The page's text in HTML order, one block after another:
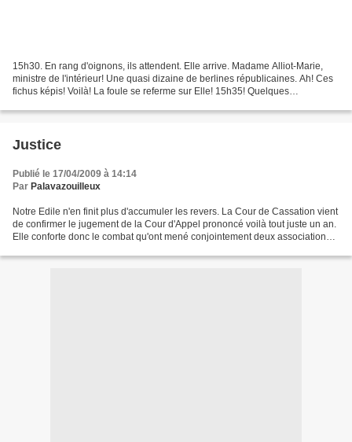
15h30. En rang d'oignons, ils attendent. Elle arrive. Madame Alliot-Marie,
ministre de l'intérieur! Une quasi dizaine de berlines républicaines. Ah! Ces
fichus képis! Voilà! La foule se referme sur Elle! 15h35! Quelques
Justice
Publié le 17/04/2009 à 14:14
Par Palavazouilleux
Notre Edile n'en finit plus d'accumuler les revers. La Cour de Cassation vient
de confirmer le jugement de la Cour d'Appel prononcé voilà tout juste un an.
Elle conforte donc le combat qu'ont mené conjointement deux associations